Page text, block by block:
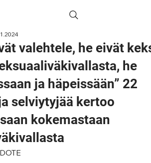
valehtele, he eivät
he
ja häpeissään” 22
selviytyjää kertoo
kokemastaan